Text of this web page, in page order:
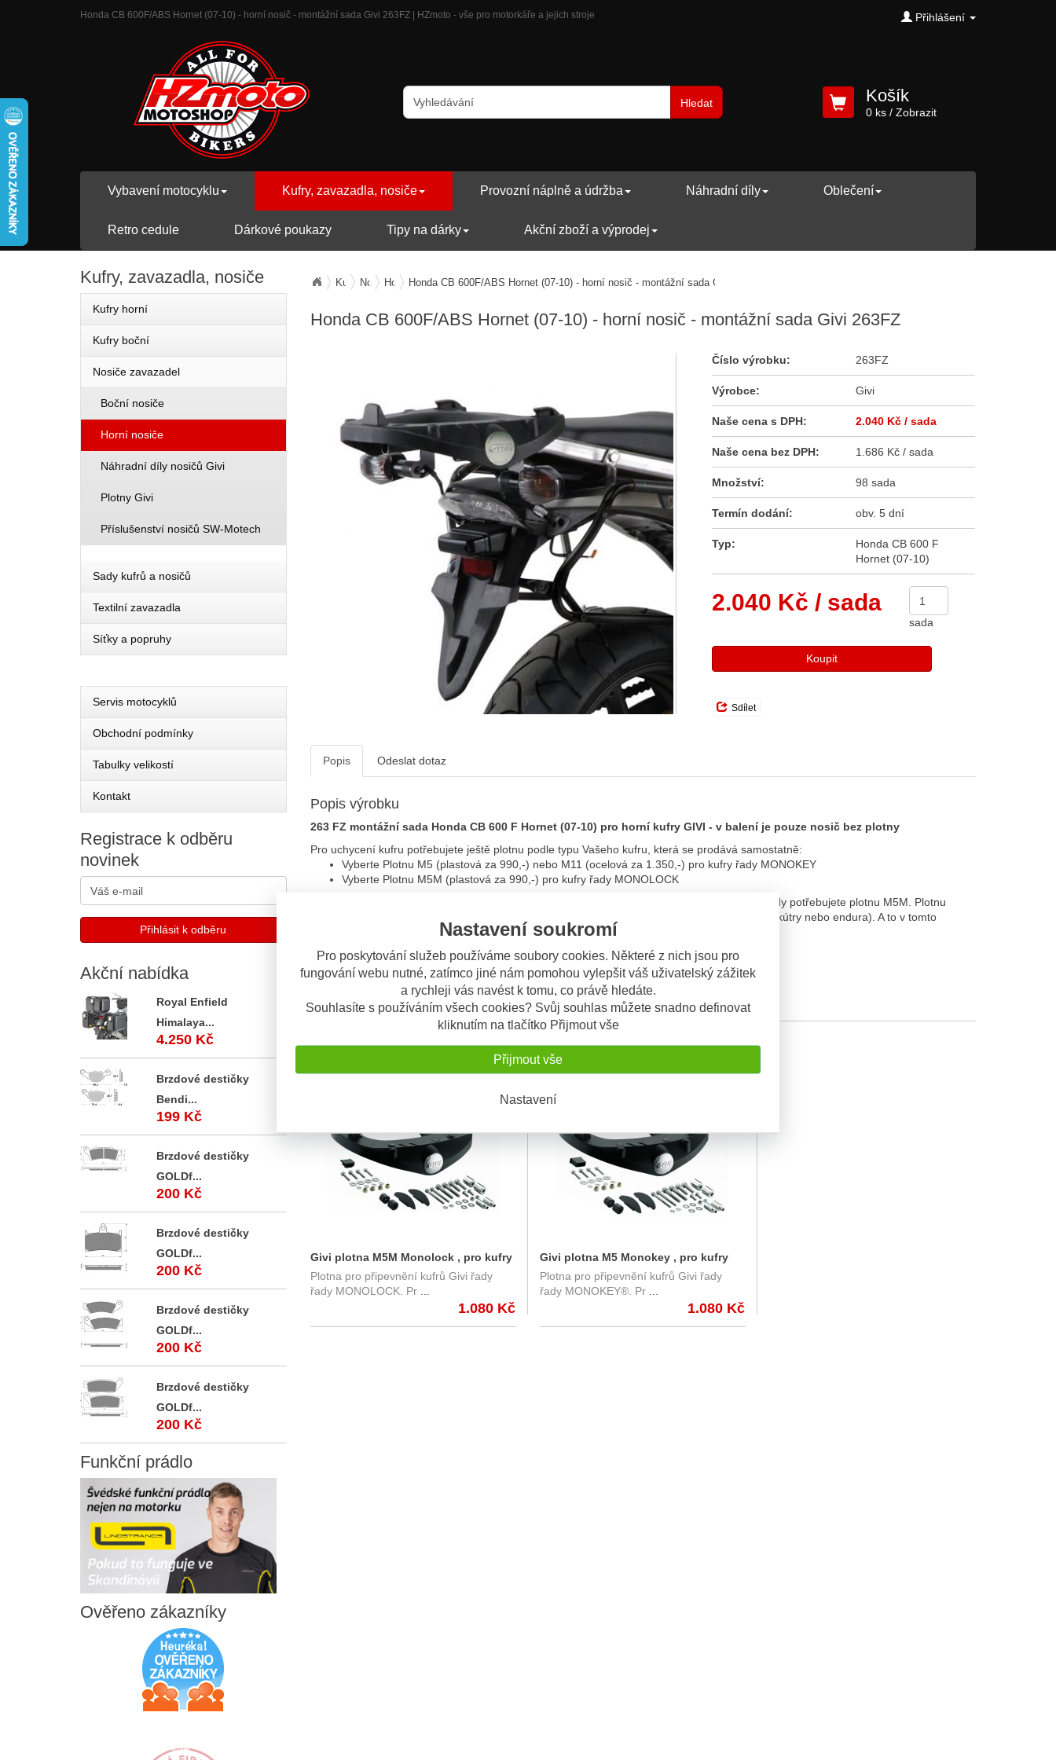
Nastavení soukromí
Pro poskytování služeb používáme soubory cookies. Některé z nich jsou pro
fungování webu nutné, zatímco jiné nám pomohou vylepšit váš uživatelský zážitek
a rychleji vás navést k tomu, co právě hledáte.
Souhlasíte s používáním všech cookies? Svůj souhlas můžete snadno definovat
kliknutím na tlačítko Přijmout vše
Přijmout vše
Nastavení
Honda CB 600F/ABS Hornet (07-10) - horní nosič - montážní sada Givi 263FZ | HZmoto - vše pro motorkáře a jejich stroje Přihlášení
Hledat Košík
0 ks/ Zobrazit
Vybavení motocyklu Kufry, zavazadla, nosiče Provozní náplně a údržba Náhradní díly Oblečení
Retro cedule Dárkové poukazy Tipy na dárky Akční zboží a výprodej
Kufry, zavazadla, nosiče
Nosiče zavazadel
Horní nosiče
Honda CB 600F/ABS Hornet (07-10) - horní nosič - montážní sada Givi 263FZ
Honda CB 600F/ABS Hornet (07-10) - horní nosič - montážní sada Givi 263FZ
Číslo výrobku: 263FZ
Výrobce: Givi
Naše cena s DPH: 2.040 Kč / sada
Naše cena bez DPH: 1.686 Kč / sada
Množství: 98 sada
Termín dodání: obv. 5 dní
Typ:
Honda CB 600 F
Hornet (07-10)
2.040 Kč / sada
sada
Koupit
Sdílet
Popis Odeslat dotaz
Popis výrobku
263 FZ montážní sada Honda CB 600 F Hornet (07-10) pro horní kufry GIVI - v balení je pouze nosič bez plotny
Pro uchycení kufru potřebujete ještě plotnu podle typu Vašeho kufru, která se prodává samostatně:
Vyberte Plotnu M5 (plastová za 990,-) nebo M11 (ocelová za 1.350,-) pro kufry řady MONOKEY
Vyberte Plotnu M5M (plastová za 990,-) pro kufry řady MONOLOCK
POZOR !!! Pokud máte kufr s vlastní plotnou (čili MONOLOCK), stejně při použití montážní sady potřebujete plotnu M5M. Plotnu
dodávanou s kufrem uplatníte pouze v případě, že motocykl již má nějaký zadní nosič (např. skútry nebo endura). A to v tomto
Poznámka: Na plotnu M11 nelze dodatečně montovat kontakt brzdového světla.
Montážní návod
Givi plotna M5M Monolock , pro kufry
GIVI řady Monolock
Plotna pro připevnění kufrů Givi řady
řady MONOLOCK. Pr...
1.080 Kč
Givi plotna M5 Monokey , pro kufry
GIVI řady Monokey
Plotna pro připevnění kufrů Givi řady
řady MONOKEY®. Pr...
1.080 Kč
Kufry, zavazadla, nosiče
Kufry horní
Kufry boční
Nosiče zavazadel
Boční nosiče
Horní nosiče
Náhradní díly nosičů Givi
Plotny Givi
Příslušenství nosičů SW-Motech
Sady kufrů a nosičů
Textilní zavazadla
Síťky a popruhy
Servis motocyklů
Obchodní podmínky
Tabulky velikostí
Kontakt
Registrace k odběru
novinek
Akční nabídka
Royal Enfield
Himalaya...
4.250 Kč
Brzdové destičky
Bendi...
199 Kč
Brzdové destičky
GOLDf...
200 Kč
Brzdové destičky
GOLDf...
200 Kč
Brzdové destičky
GOLDf...
200 Kč
Brzdové destičky
GOLDf...
200 Kč
Funkční prádlo
Ověřeno zákazníky